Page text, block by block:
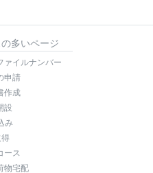
多いページ
ァイルナンバー
申請
作成
設
み
得
ース
物宅配